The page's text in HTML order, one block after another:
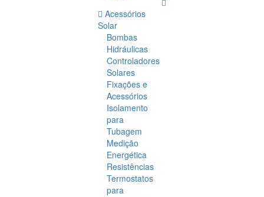
Acessórios
Solar
Bombas
Hidráulicas
Controladores
Solares
Fixações e
Acessórios
Isolamento
para
Tubagem
Medição
Energética
Resistências
Termostatos
para